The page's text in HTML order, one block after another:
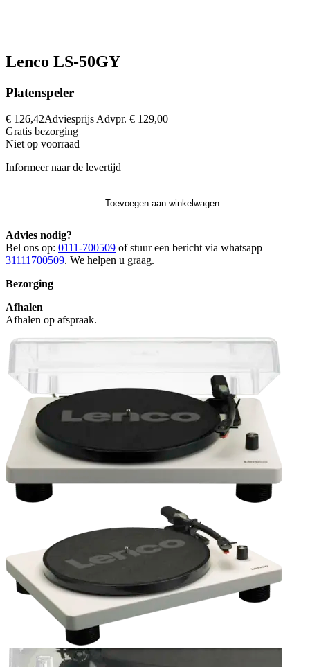
Lenco LS-50GY
Platenspeler
€ 126,42Adviesprijs Advpr. € 129,00
Gratis bezorging
Niet op voorraad
Informeer naar de levertijd
Toevoegen aan winkelwagen
Advies nodig?
Bel ons op: 0111-700509 of stuur een bericht via whatsapp
31111700509. We helpen u graag.
Bezorging
Afhalen
Afhalen op afspraak.